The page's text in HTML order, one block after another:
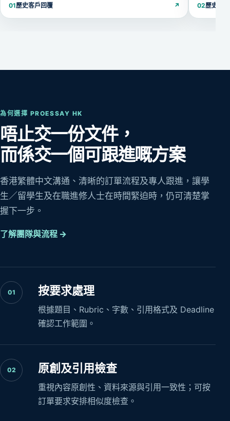
01歷史客戶回覆 ↗ 02歷史客
為何選擇 PROESSAY HK
唔止交一份文件，
而係交一個可跟進嘅方案
香港繁體中文溝通、清晰的訂單流程及專人跟進，讓學
生／留學生及在職進修人士在時間緊迫時，仍可清楚掌
握下一步。
了解團隊與流程 →
01 按要求處理
根據題目、Rubric、字數、引用格式及 Deadline
確認工作範圍。
02 原創及引用檢查
重視內容原創性、資料來源與引用一致性；可按
訂單要求安排相似度檢查。